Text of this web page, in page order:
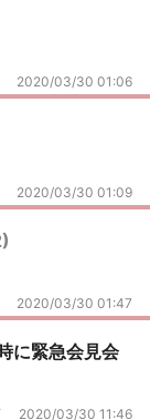
2020/03/30 01:06
2020/03/30 01:09
2020/03/30 01:47
に緊急会見会
2020/03/30 11:46